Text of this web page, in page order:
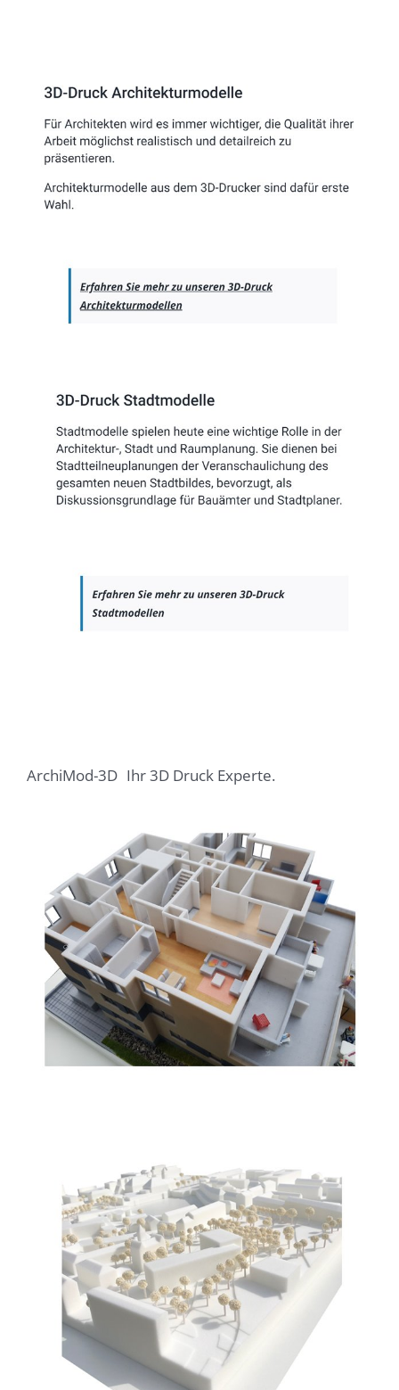
ArchiMod-3D Ihr 3D Druck Experte.